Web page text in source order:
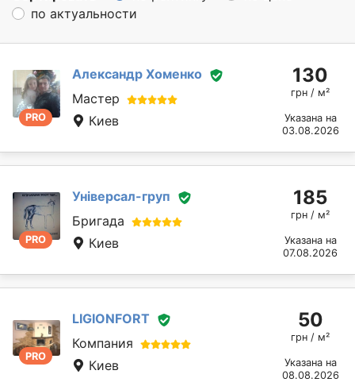
по актуальности
PRO
Александр Хоменко
Мастер
Киев
130
грн / м²
Указана на
03.08.2026
PRO
Універсал-груп
Бригада
Киев
185
грн / м²
Указана на
07.08.2026
PRO
LIGIONFORT
Компания
Киев
50
грн / м²
Указана на
08.08.2026